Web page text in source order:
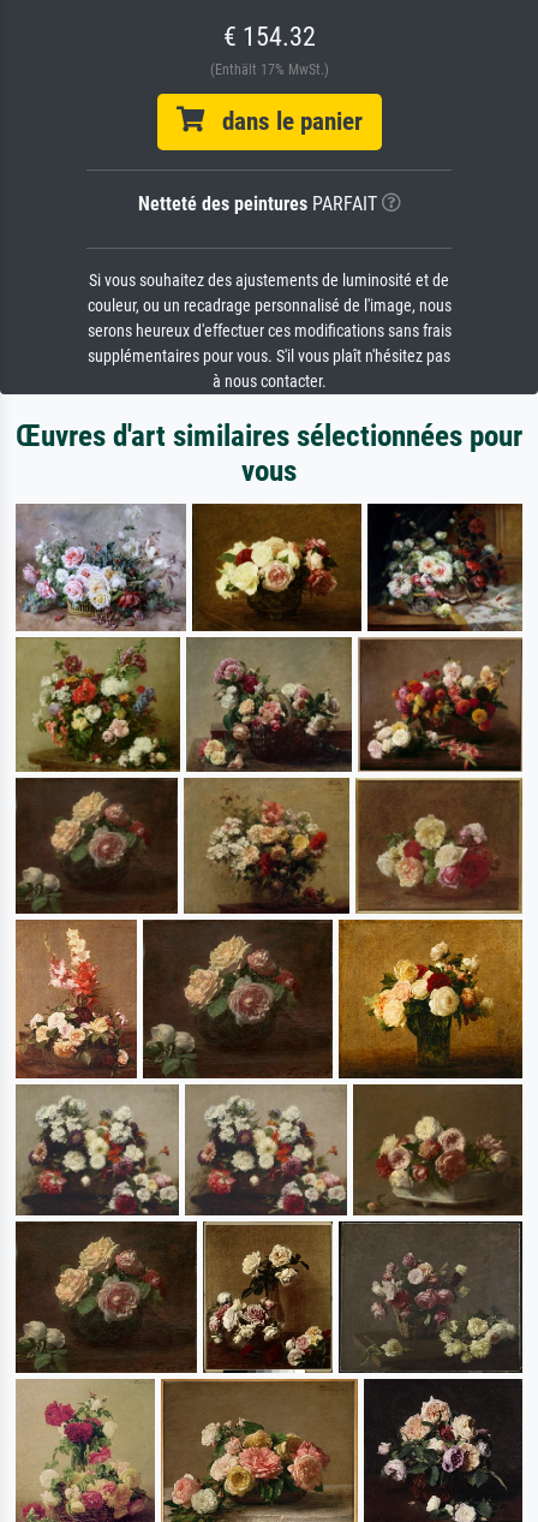
€ 154.32
(Enthält 17% MwSt.)
dans le panier
Netteté des peinturesPARFAIT
Si vous souhaitez des ajustements de luminosité et de
couleur, ou un recadrage personnalisé de l'image, nous
serons heureux d'effectuer ces modifications sans frais
supplémentaires pour vous. S'il vous plaît n'hésitez pas
à nous contacter.
Œuvres d'art similaires sélectionnées pour
vous